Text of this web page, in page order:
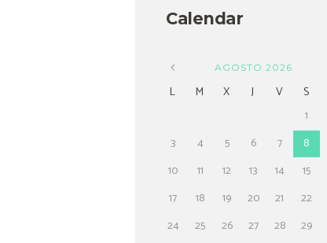
Calendar
AGOSTO 2026
L M X J V S
1
3
4 5 6 7 8
10
11 12 13 14 15
17
18 19 20 21 22
24
25 26 27 28 29